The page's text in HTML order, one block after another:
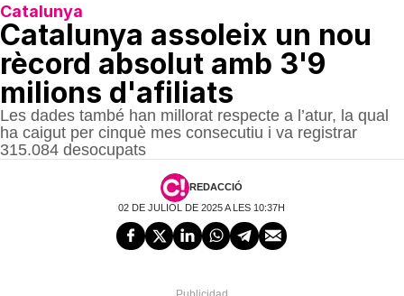
Catalunya
Catalunya assoleix un nou
rècord absolut amb 3'9
milions d'afiliats
Les dades també han millorat respecte a l’atur, la qual
ha caigut per cinquè mes consecutiu i va registrar
315.084 desocupats
REDACCIÓ
02 DE JULIOL DE 2025 A LES 10:37H